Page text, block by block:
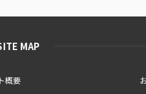
MAP
概要